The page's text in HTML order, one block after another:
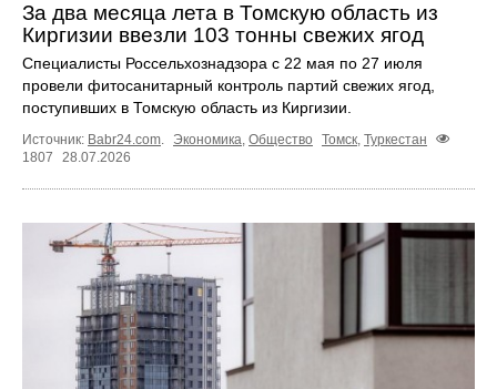
За два месяца лета в Томскую область из
Киргизии ввезли 103 тонны свежих ягод
Специалисты Россельхознадзора с 22 мая по 27 июля
провели фитосанитарный контроль партий свежих ягод,
поступивших в Томскую область из Киргизии.
Источник: Babr24.com. Экономика, Общество Томск, Туркестан
1807
28.07.2026